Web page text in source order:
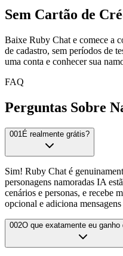
Sem Cartão de
Baixe Ruby Chat e comece a
de cadastro, sem períodos de
uma conta e conhecer sua
FAQ
Perguntas Sobre
001 É realmente grátis?
Sim! Ruby Chat é
personagens namoradas IA
cenários e personas, e recebe
opcional e adiciona
002O que exatamente eu ganho